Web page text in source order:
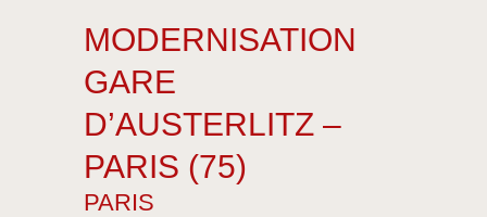
MODERNISATION
GARE
D’AUSTERLITZ –
PARIS (75)
PARIS